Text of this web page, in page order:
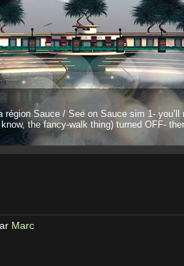
Sauce / See on Sauce sim 1-
the fancy-walk thing) turned OFF-
Marc